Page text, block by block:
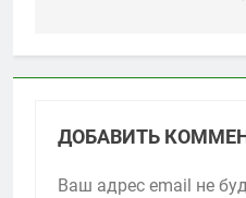
ДОБАВИТЬ
Ваш адрес email не